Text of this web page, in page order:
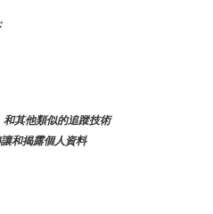
其他類似的追蹤技術
和揭露個人資料